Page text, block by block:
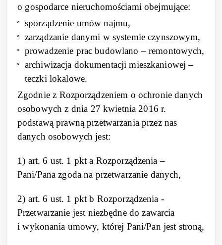
o gospodarce nieruchomościami obejmujące:
sporządzenie umów najmu,
zarządzanie danymi w systemie czynszowym,
prowadzenie prac budowlano – remontowych,
archiwizacja dokumentacji mieszkaniowej –
teczki lokalowe.
Zgodnie z Rozporządzeniem o ochronie danych
osobowych z dnia 27 kwietnia 2016 r.
podstawą prawną przetwarzania przez nas
danych osobowych jest:
1) art. 6 ust. 1 pkt a Rozporządzenia –
Pani/Pana zgoda na przetwarzanie danych,
2) art. 6 ust. 1 pkt b Rozporządzenia -
Przetwarzanie jest niezbędne do zawarcia
i wykonania umowy, której Pani/Pan jest stroną,